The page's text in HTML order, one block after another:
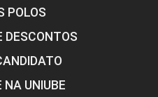
POLOS
DESCONTOS
UNIUBE